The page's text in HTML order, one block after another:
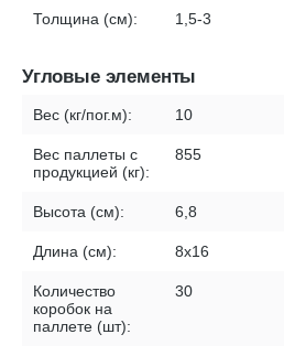
Толщина (см): 1,5-3
Угловые элементы
Вес (кг/пог.м): 10
Вес паллеты с
продукцией (кг):
855
Высота (см): 6,8
Длина (см): 8х16
Количество
коробок на
паллете (шт):
30